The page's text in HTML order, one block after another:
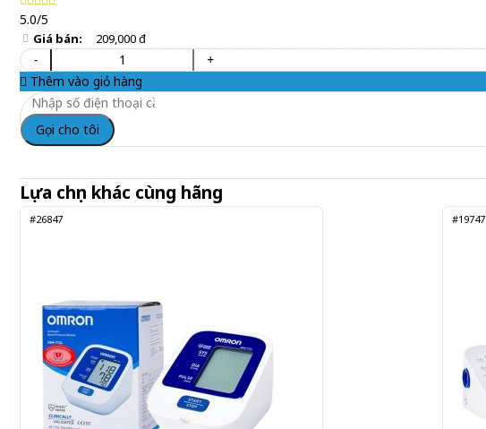
5.0/5
Giá bán: 209,000 đ
-
+
Thêm vào giỏ hàng
Gọi cho tôi
Lựa chọn khác cùng hãng
#26847 #19747